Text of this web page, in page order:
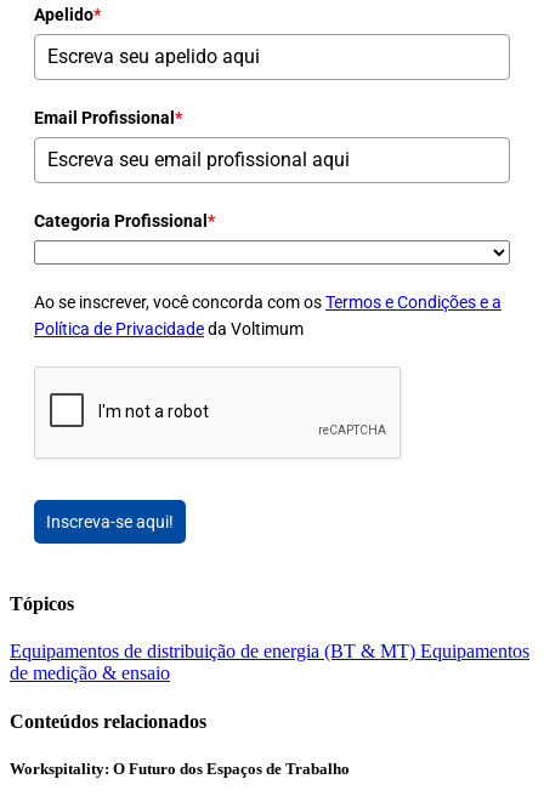
Apelido*
Email Profissional *
Categoria Profissional *
Ao se inscrever, você concorda com osTermos e Condições e a
Política de Privacidadeda Voltimum
Inscreva-se aqui!
Tópicos
Equipamentos de distribuição de energia (BT & MT) Equipamentos
de medição & ensaio
Conteúdos relacionados
Workspitality: O Futuro dos Espaços de Trabalho